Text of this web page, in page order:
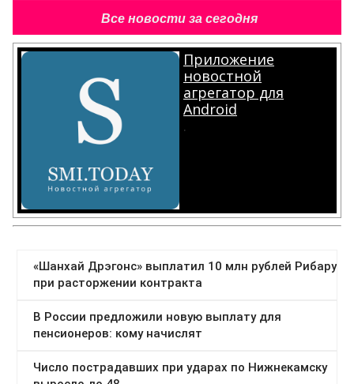
Все новости за сегодня
Приложение
новостной
агрегатор для
Android
.